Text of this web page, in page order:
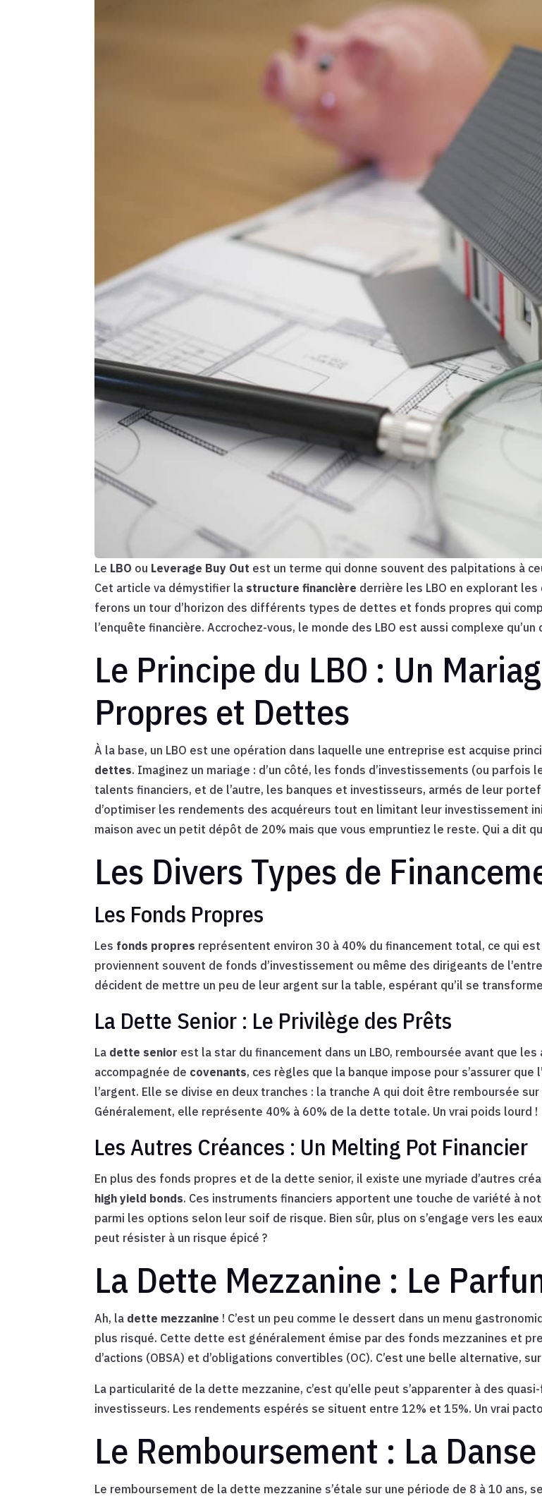
Le LBO ou Leverage Buy Out est un terme qui donne souvent des palpitations à
Cet article va démystifier la structure financière derrière les LBO en explorant
ferons un tour d’horizon des différents types de dettes et fonds propres qui
l’enquête financière. Accrochez-vous, le monde des LBO est aussi complexe qu’un
Le Principe du LBO : Un
Propres et Dettes
À la base, un LBO est une opération dans laquelle une entreprise est acquise
dettes. Imaginez un mariage : d’un côté, les fonds d’investissements (ou
talents financiers, et de l’autre, les banques et investisseurs, armés de leur
d’optimiser les rendements des acquéreurs tout en limitant leur investissement
maison avec un petit dépôt de 20% mais que vous empruntiez le reste. Qui a dit
Les Divers Types de
Les Fonds Propres
Les fonds propres représentent environ 30 à 40% du financement total, ce qui
proviennent souvent de fonds d’investissement ou même des dirigeants de
décident de mettre un peu de leur argent sur la table, espérant qu’il se
La Dette Senior : Le Privilège des Prêts
La dette senior est la star du financement dans un LBO, remboursée avant que
accompagnée de covenants, ces règles que la banque impose pour s’assurer que
l’argent. Elle se divise en deux tranches : la tranche A qui doit être remboursée
Généralement, elle représente 40% à 60% de la dette totale. Un vrai poids lourd !
Les Autres Créances : Un Melting Pot Financier
En plus des fonds propres et de la dette senior, il existe une myriade d’autres
high yield bonds. Ces instruments financiers apportent une touche de variété à
parmi les options selon leur soif de risque. Bien sûr, plus on s’engage vers les
peut résister à un risque épicé ?
La Dette Mezzanine : Le
Ah, la dette mezzanine ! C’est un peu comme le dessert dans un menu
plus risqué. Cette dette est généralement émise par des fonds mezzanines et
d’actions (OBSA) et d’obligations convertibles (OC). C’est une belle alternative,
La particularité de la dette mezzanine, c’est qu’elle peut s’apparenter à des
investisseurs. Les rendements espérés se situent entre 12% et 15%. Un vrai
Le Remboursement : La
Le remboursement de la dette mezzanine s’étale sur une période de 8 à 10 ans,